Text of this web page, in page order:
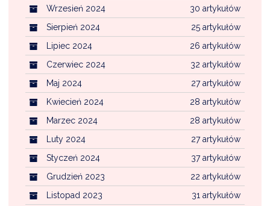
30 artykułów
Wrzesień 2024
25 artykułów
Sierpień 2024
26 artykułów
Lipiec 2024
32 artykułów
Czerwiec 2024
27 artykułów
Maj 2024
28 artykułów
Kwiecień 2024
28 artykułów
Marzec 2024
27 artykułów
Luty 2024
37 artykułów
Styczeń 2024
22 artykułów
Grudzień 2023
31 artykułów
Listopad 2023